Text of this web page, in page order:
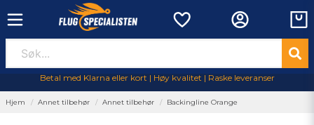
Betal med Klarna eller kort | Høy kvalitet | Raske leveranser
Hjem Annet tilbehør Annet tilbehør Backingline Orange